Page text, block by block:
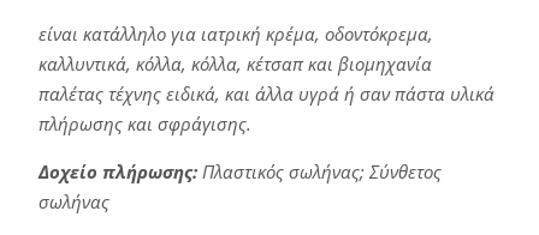
είναι κατάλληλο για ιατρική κρέμα, οδοντόκρεμα,
καλλυντικά, κόλλα, κόλλα, κέτσαπ και βιομηχανία
παλέτας τέχνης ειδικά, και άλλα υγρά ή σαν πάστα υλικά
πλήρωσης και σφράγισης.
Δοχείο πλήρωσης:Πλαστικός σωλήνας; Σύνθετος
σωλήνας